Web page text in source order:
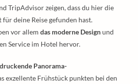
TripAdvisor zeigen, dass du hier die
deine Reise gefunden hast.
vor allem das moderne Designund
Service im Hotel hervor.
Panorama-
exzellente Frühstück punkten bei den